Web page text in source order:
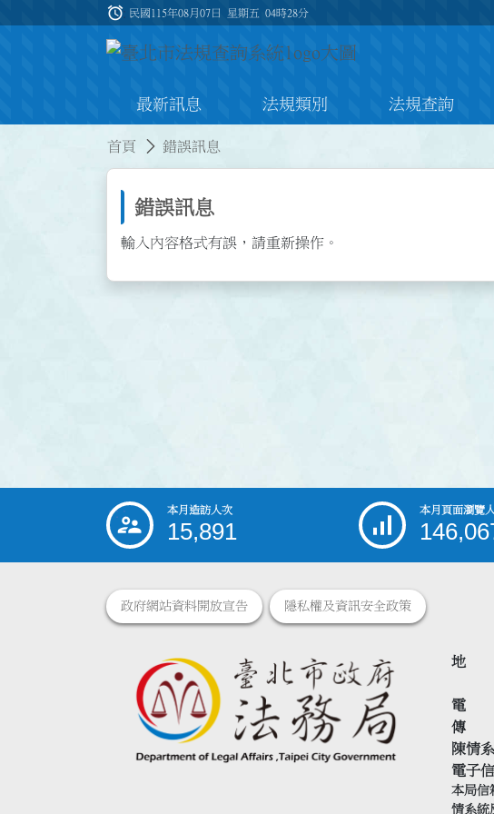
:::
alarm 民國115年08月07日 星期五04時28分
最新訊息 法規類別 法規查詢
首頁 錯誤訊息
錯誤訊息
輸入內容格式有誤，請重新操作。
::: 本月造訪人次
15,891
本月頁面瀏覽
政府網站資料開放宣告 隱私權及資訊安全政策
地
電
傳
陳情
電子
本局信
情系統